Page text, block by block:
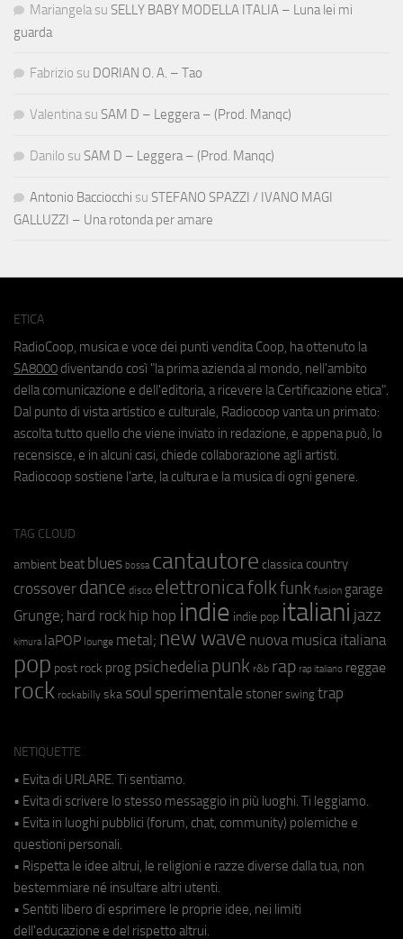
Mariangela su SELLY BABY MODELLA ITALIA – Luna lei mi
guarda
Fabrizio su DORIAN O. A. – Tao
Valentina su SAM D – Leggera – (Prod. Manqc)
Danilo su SAM D – Leggera – (Prod. Manqc)
Antonio Bacciocchi su STEFANO SPAZZI / IVANO MAGI
GALLUZZI – Una rotonda per amare
ETICA
RadioCoop, musica e voce dei punti vendita Coop, ha ottenuto la
SA8000 diventando così "la prima azienda al mondo, nell'ambito
della comunicazione e dell'editoria, a ricevere la Certificazione etica".
Dal punto di vista artistico e culturale, Radiocoop vanta un primato:
ascolta tutto quello che viene inviato in redazione, e appena può, lo
recensisce, e in alcuni casi, chiede collaborazione agli artisti.
Radiocoop sostiene l'arte, la cultura e la musica di ogni genere.
TAG CLOUD
ambient beat blues bossa cantautore classica country
crossover dance disco elettronicafolkfunk fusion garage
Grunge; hard rock hip hop indie indie pop italiani jazz
kimura laPOP lounge metal; new wave nuova musica italiana
pop post rock prog psichedeliapunk r&b rap rap italiano reggae
rock rockabilly ska soul sperimentale stoner swing trap
NETIQUETTE
• Evita di URLARE. Ti sentiamo.
• Evita di scrivere lo stesso messaggio in più luoghi. Ti leggiamo.
• Evita in luoghi pubblici (forum, chat, community) polemiche e
questioni personali.
• Rispetta le idee altrui, le religioni e razze diverse dalla tua, non
bestemmiare né insultare altri utenti.
• Sentiti libero di esprimere le proprie idee, nei limiti
dell'educazione e del rispetto altrui.